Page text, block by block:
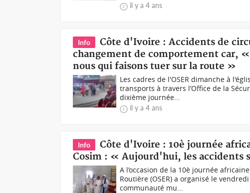
il y a 4 ans
Info
Côte d'Ivoire : Accidents de
changement de comportement car,
nous qui faisons tuer sur la route »
Les cadres de l'OSER dimanche à
transports à travers l’Office de la
dixième journée...
il y a 4 ans
Info
Côte d'Ivoire : 10è journée
Cosim : « Aujourd'hui, les accidents
A l’occasion de la 10è journée
Routière (OSER) a organisé le
communauté mu...